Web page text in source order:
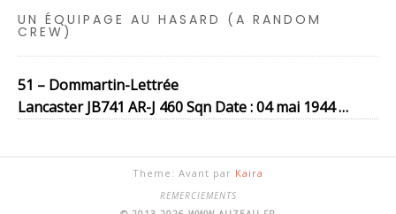
UN ÉQUIPAGE AU HASARD (A RANDOM
CREW)
51 – Dommartin-Lettrée
Lancaster JB741 AR-J 460 Sqn Date : 04 mai 1944 …
Theme: Avant par Kaira
REMERCIEMENTS